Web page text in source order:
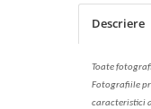
Descriere
Toate
Fotografiile
caracteristici